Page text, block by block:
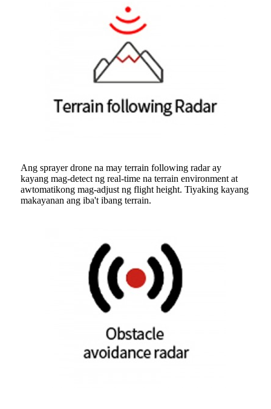
Ang sprayer drone na may terrain following radar ay
kayang mag-detect ng real-time na terrain environment at
awtomatikong mag-adjust ng flight height. Tiyaking kayang
makayanan ang iba't ibang terrain.